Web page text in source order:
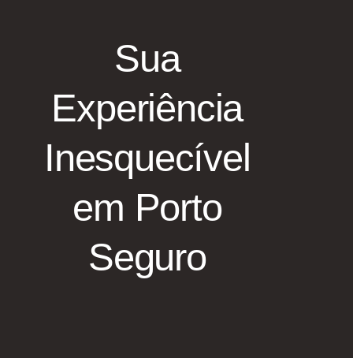
Sua
Experiência
Inesquecível
em Porto
Seguro